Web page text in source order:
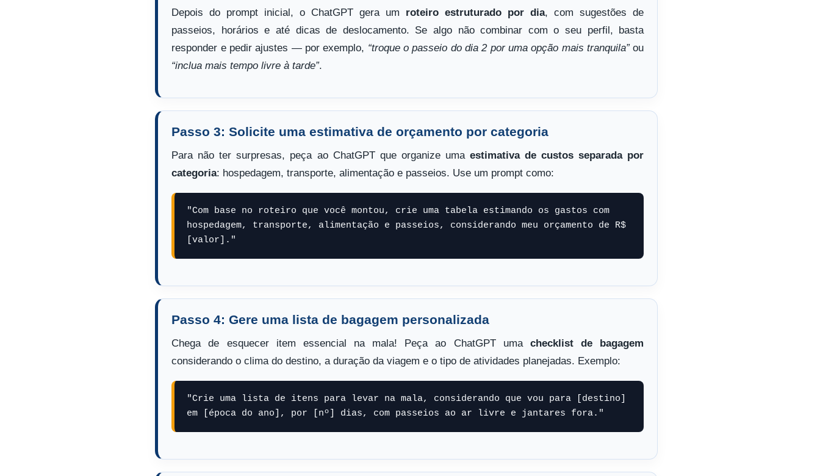
Depois do prompt inicial, o ChatGPT gera um roteiro estruturado por dia, com sugestões de
passeios, horários e até dicas de deslocamento. Se algo não combinar com o seu perfil, basta
responder e pedir ajustes — por exemplo, “troque o passeio do dia 2 por uma opção mais tranquila”ou
“inclua mais tempo livre à tarde”.
Passo 3: Solicite uma estimativa de orçamento por categoria
Para não ter surpresas, peça ao ChatGPT que organize uma estimativa de custos separada por
categoria: hospedagem, transporte, alimentação e passeios. Use um prompt como:
"Com base no roteiro que você montou, crie uma tabela estimando os gastos com
hospedagem, transporte, alimentação e passeios, considerando meu orçamento de R$
[valor]."
Passo 4: Gere uma lista de bagagem personalizada
Chega de esquecer item essencial na mala! Peça ao ChatGPT uma checklist de bagagem
considerando o clima do destino, a duração da viagem e o tipo de atividades planejadas. Exemplo:
"Crie uma lista de itens para levar na mala, considerando que vou para [destino]
em [época do ano], por [nº] dias, com passeios ao ar livre e jantares fora."